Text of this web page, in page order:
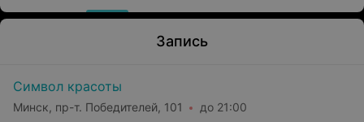
Запись
Символ красоты
Минск, пр-т. Победителей, 101 до 21:00